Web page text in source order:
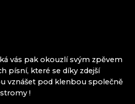
JIŘÍ HAIDL
KAMENICKÝ ŠENOV
NOVÝ BOR
vás pak okouzlí svým zpěvem
písní, které se díky zdejší
vznášet pod klenbou společně
!